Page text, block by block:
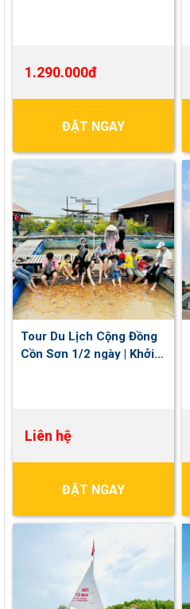
1.290.000đ
ĐẶT NGAY
Tour Du Lịch Cộng Đồng
Cồn Sơn 1/2 ngày | Khởi
Liên hệ
ĐẶT NGAY